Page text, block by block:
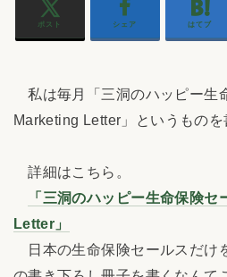
ポスト シェア はてブ
私は毎月「三洞のハッピー生
Marketing Letter」というものを
詳細はこちら。
「三洞のハッピー生命保険
Letter」
日本の生命保険セールスだけ